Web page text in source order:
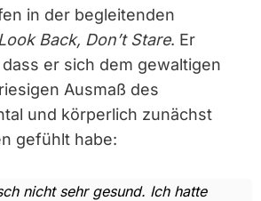
in der begleitenden
Look Back, Don’t Stare. Er
er sich dem gewaltigen
Ausmaß des
und körperlich zunächst
gefühlt habe:
nicht sehr gesund. Ich hatte